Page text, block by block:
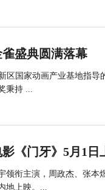
盛典圆满落幕
区国家动画产业基地指
秉持 ...
《门牙》5月1日
领衔主演，周政杰、张
地上映。...